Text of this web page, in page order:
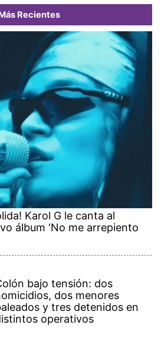
Recientes
Karol G le canta al
álbum ‘No me arrepiento
bajo tensión: dos
dos menores
y tres detenidos en
operativos